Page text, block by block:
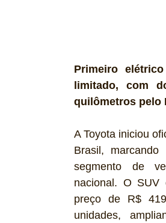
Primeiro
limitado, com
quilômetros pelo
A Toyota iniciou
Brasil,
segmento de
nacional. O SUV
preço de R$
unidades,